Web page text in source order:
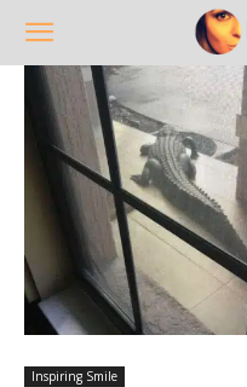
Inspiring Smile